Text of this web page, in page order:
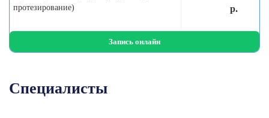
протезирование)
р.
Запись онлайн
Специалисты